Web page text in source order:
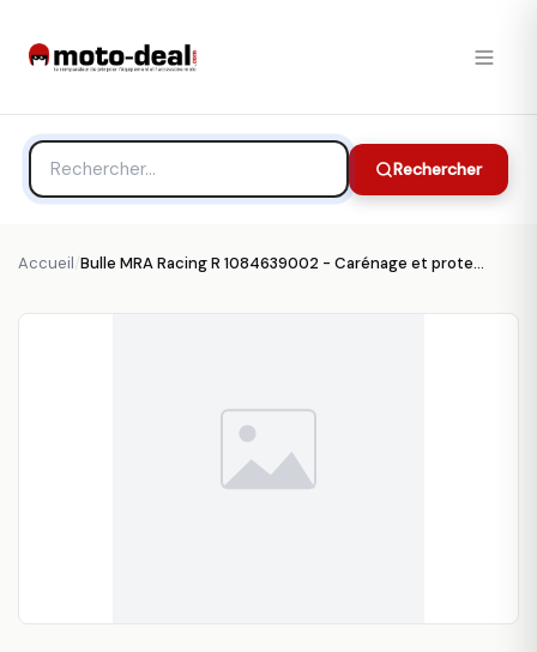
Rechercher
Accueil/ Bulle MRA Racing R 1084639002 - Carénage et protection MRA